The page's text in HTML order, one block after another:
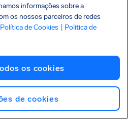
de comissários está
flor roxa fresca.
informações sobre a
os nossos parceiros de redes
Política de Cookies
| Política de
os cookies
de cookies